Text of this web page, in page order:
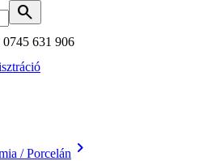
search
0745 631 906
/ Porcelán keyboard_arrow_right